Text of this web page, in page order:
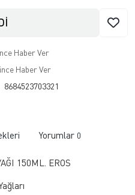
Haber Ver
Haber Ver
8684523703321
Yorumlar 0
150ML. EROS